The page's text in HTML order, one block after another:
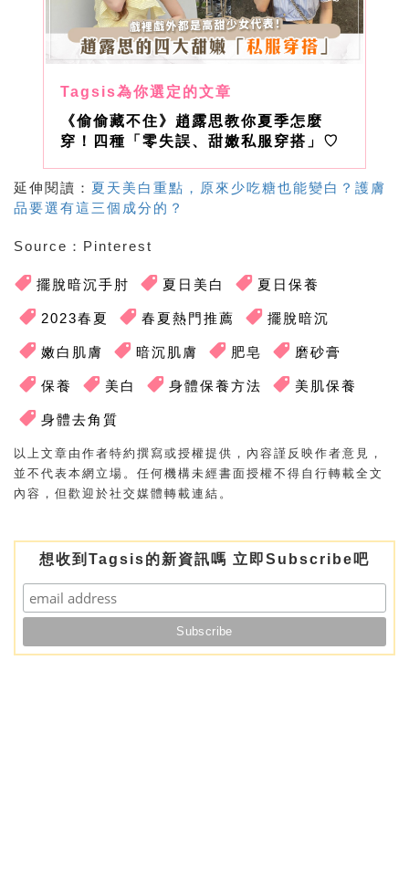
《偷偷藏不住》趙露思教你夏季怎麼
穿！四種「零失誤、甜嫩私服穿搭」♡
延伸閱讀： 夏天美白重點，原來少吃糖也能變白？護膚
品要選有這三個成分的？
Source ： Pinterest
擺脫暗沉手肘 夏日美白 夏日保養
2023春夏 春夏熱門推薦 擺脫暗沉
嫩白肌膚 暗沉肌膚 肥皂 磨砂膏
保養 美白 身體保養方法 美肌保養
身體去角質
以上文章由作者特約撰寫或授權提供，內容謹反映作者意見，
並不代表本網立場。任何機構未經書面授權不得自行轉載全文
內容，但歡迎於社交媒體轉載連結。
想收到Tagsis的新資訊嗎 立即Subscribe吧